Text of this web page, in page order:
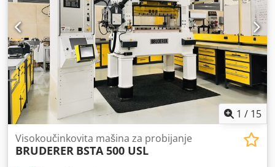
1 / 15
Visokoučinkovita mašina za probijanje
BRUDERER BSTA 500 USL